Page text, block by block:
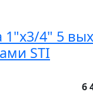
1"х3/4" 5
STI
6